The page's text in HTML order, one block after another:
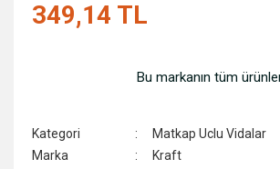
349,14 TL
Bu markanın tüm
Kategori
Matkap Uclu Vidalar
Marka
Kraft